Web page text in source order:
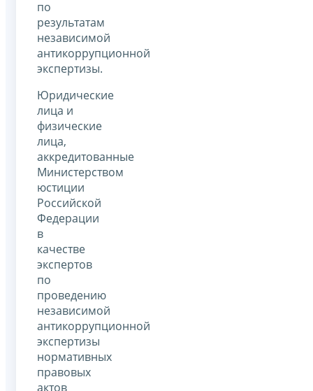
по
результатам
независимой
антикоррупционной
экспертизы.
Юридические
лица и
физические
лица,
аккредитованные
Министерством
юстиции
Российской
Федерации
в
качестве
экспертов
по
проведению
независимой
антикоррупционной
экспертизы
нормативных
правовых
актов